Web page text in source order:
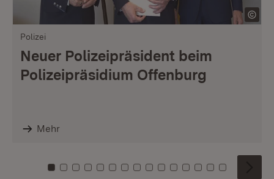
Polizei
Neuer Polizeipräsident beim
Polizeipräsidium Offenburg
Mehr
Zu Kachel: 0
Zu Kachel: 1
Zu Kachel: 2
Zu Kachel: 3
Zu Kachel: 4
Zu Kachel: 5
Zu Kachel: 6
Zu Kachel: 7
Zu Kachel: 8
Zu Kachel: 9
Zu Kachel: 10
Zu Kachel: 11
Zu Kachel: 12
Zu Kachel:
Zu